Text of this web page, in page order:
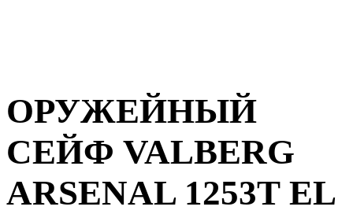
ОРУЖЕЙНЫЙ
СЕЙФ VALBERG
ARSENAL 1253Т EL